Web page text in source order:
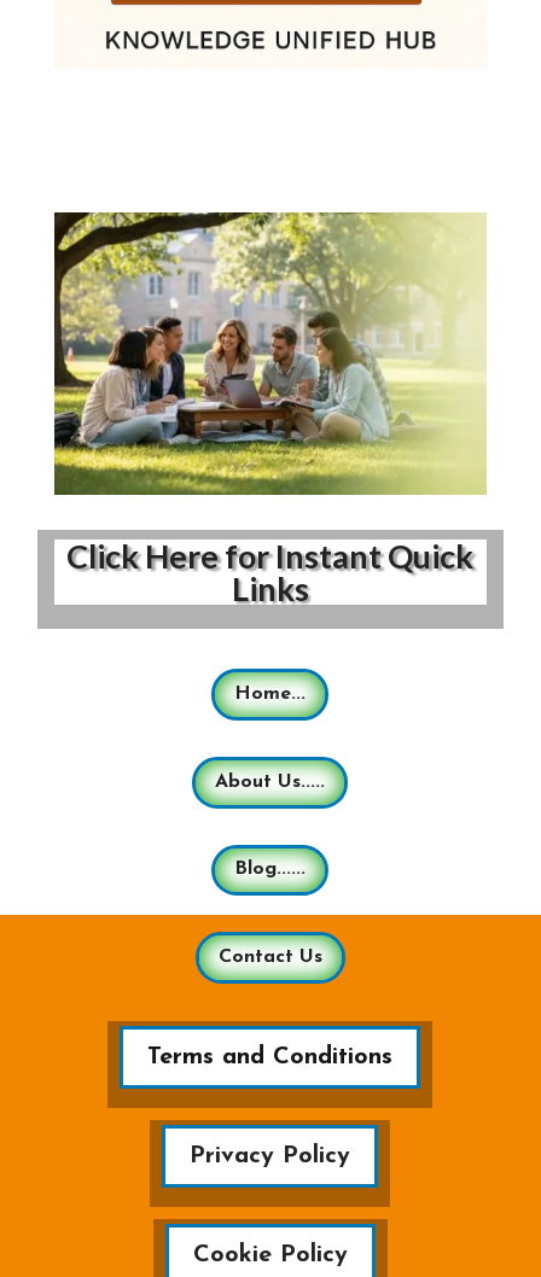
Click Here for Instant Quick
Links
Home...
About Us.....
Blog......
Contact Us
Terms and Conditions
Privacy Policy
Cookie Policy